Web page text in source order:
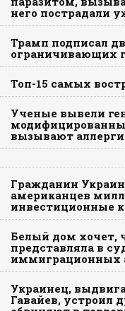
него пострадали
Трамп подписал
ограничивающих
Топ-15 самых
Ученые вывели
вызывают
Гражданин
американцев
инвестиционные
Белый дом хочет,
представляла в
иммиграционных
Украинец,
Гавайев, устроил